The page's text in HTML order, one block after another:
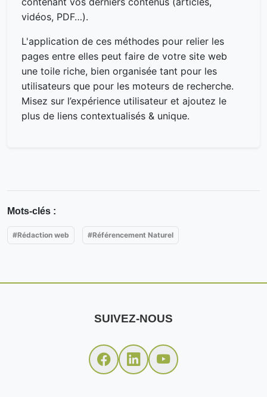
vidéos, PDF…).
L'application de ces méthodes pour relier les
pages entre elles peut faire de votre site web
une toile riche, bien organisée tant pour les
utilisateurs que pour les moteurs de recherche.
Misez sur l’expérience utilisateur et ajoutez le
plus de liens contextualisés & unique.
Mots-clés :
#Rédaction web #Référencement Naturel
SUIVEZ-NOUS